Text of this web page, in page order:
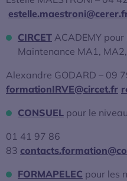
CIRCET ACADEMY
Maintenance MA1,
Alexandre GODARD – 09
formationIRVE@circet.fr
CONSUEL pour le
01 41 97 86
83
FORMAPELEC pour les